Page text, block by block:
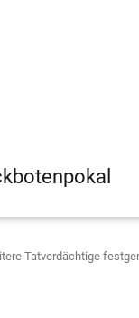
Tatverdächtige